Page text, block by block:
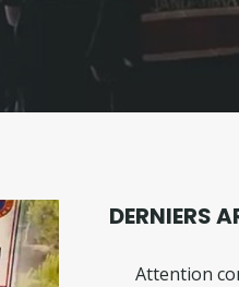
DERNIERS
Attention